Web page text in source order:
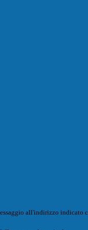
all'indirizzo indicato